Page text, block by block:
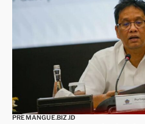
PREMANGUE.BIZ.ID